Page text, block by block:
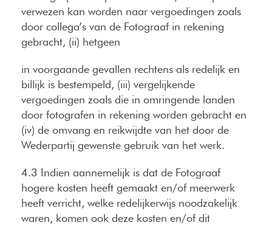
verwezen kan worden naar vergoedingen zoals
door collega’s van de Fotograaf in rekening
gebracht, (ii) hetgeen
in voorgaande gevallen rechtens als redelijk en
billijk is bestempeld, (iii) vergelijkende
vergoedingen zoals die in omringende landen
door fotografen in rekening worden gebracht en
(iv) de omvang en reikwijdte van het door de
Wederpartij gewenste gebruik van het werk.
4.3 Indien aannemelijk is dat de Fotograaf
hogere kosten heeft gemaakt en/of meerwerk
heeft verricht, welke redelijkerwijs noodzakelijk
waren, komen ook deze kosten en/of dit